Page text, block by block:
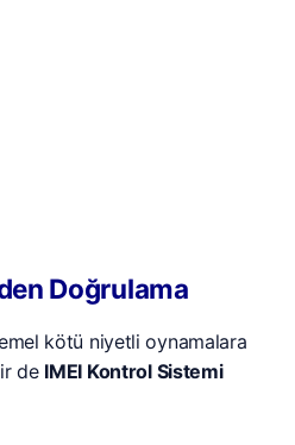
Doğrulama
kötü niyetli oynamalara
de IMEI Kontrol Sistemi